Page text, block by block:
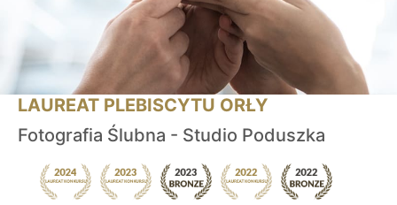
LAUREAT PLEBISCYTU ORŁY
Fotografia Ślubna - Studio Poduszka